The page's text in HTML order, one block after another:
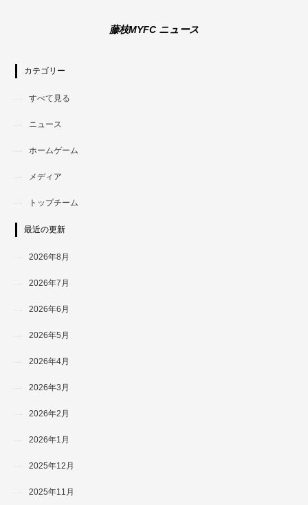
藤枝MYFC ニュース
カテゴリー
すべて見る
ニュース
ホームゲーム
メディア
トップチーム
最近の更新
2026年8月
2026年7月
2026年6月
2026年5月
2026年4月
2026年3月
2026年2月
2026年1月
2025年12月
2025年11月